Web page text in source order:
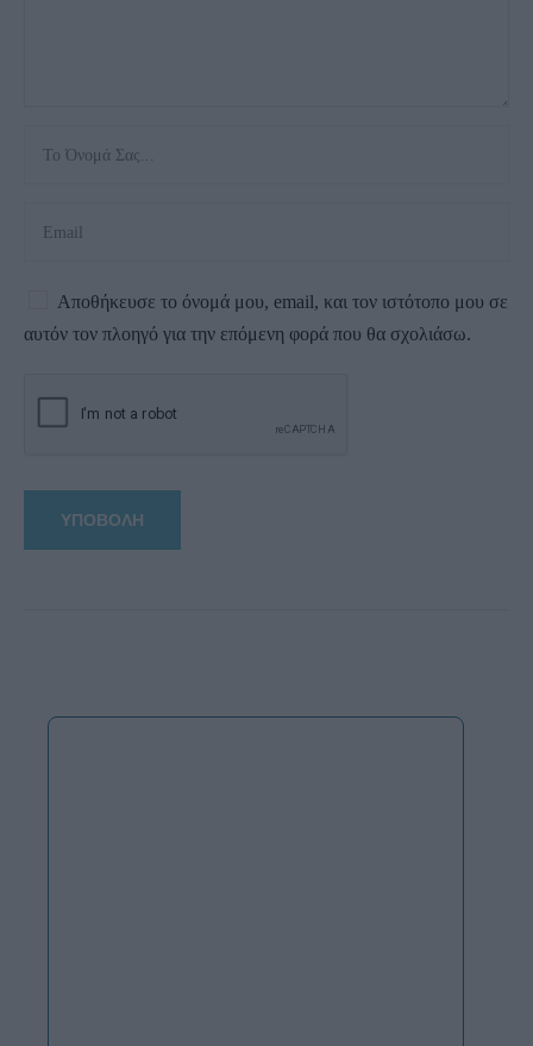
Αποθήκευσε το όνομά μου, email, και τον ιστότοπο μου σε
αυτόν τον πλοηγό για την επόμενη φορά που θα σχολιάσω.